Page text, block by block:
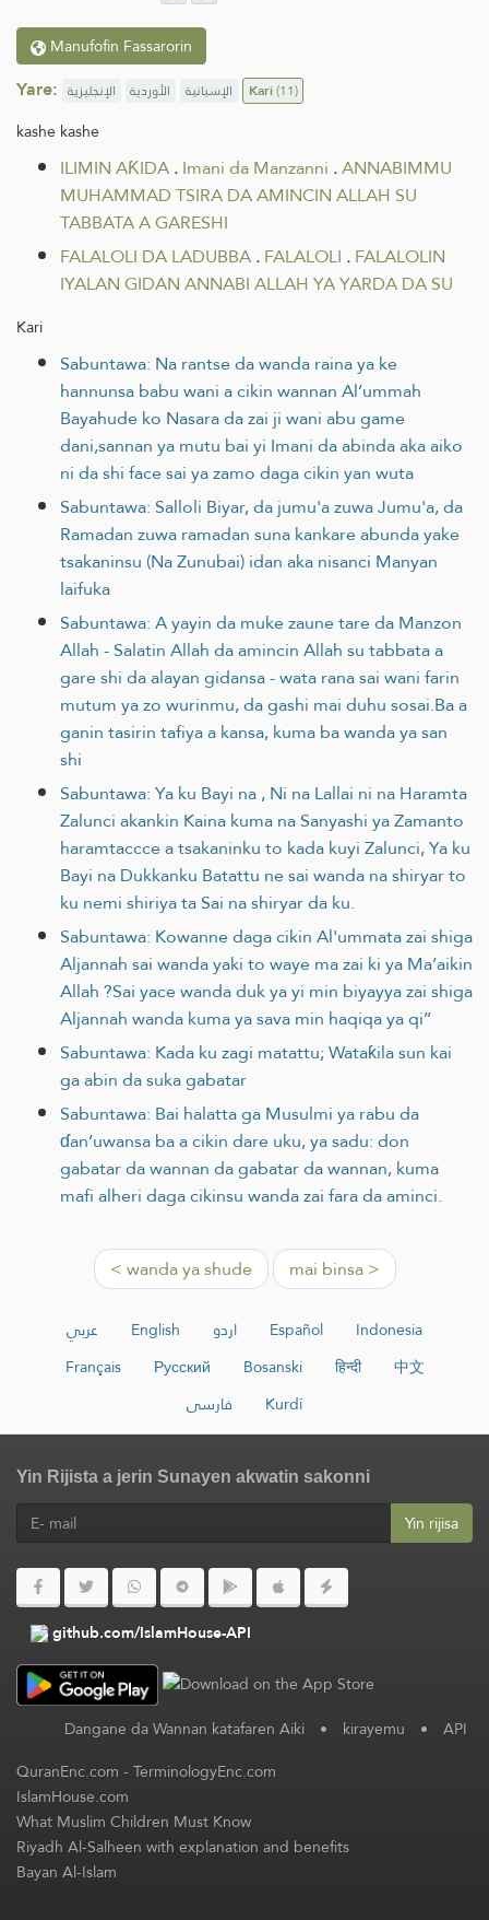
Manufofin Fassarorin
Yare: الإنجليزية الأوردية الإسبانية Kari(11)
kashe kashe
ILIMIN AƘIDA.Imani da Manzanni .ANNABIMMU
MUHAMMAD TSIRA DA AMINCIN ALLAH SU
TABBATA A GARESHI
FALALOLI DA LADUBBA.FALALOLI .FALALOLIN
IYALAN GIDAN ANNABI ALLAH YA YARDA DA SU
Kari
Sabuntawa: Na rantse da wanda raina ya ke
hannunsa babu wani a cikin wannan Al’ummah
Bayahude ko Nasara da zai ji wani abu game
dani,sannan ya mutu bai yi Imani da abinda aka aiko
ni da shi face sai ya zamo daga cikin yan wuta
Sabuntawa: Salloli Biyar, da jumu'a zuwa Jumu'a, da
Ramadan zuwa ramadan suna kankare abunda yake
tsakaninsu (Na Zunubai) idan aka nisanci Manyan
laifuka
Sabuntawa: A yayin da muke zaune tare da Manzon
Allah - Salatin Allah da amincin Allah su tabbata a
gare shi da alayan gidansa - wata rana sai wani farin
mutum ya zo wurinmu, da gashi mai duhu sosai.Ba a
ganin tasirin tafiya a kansa, kuma ba wanda ya san
shi
Sabuntawa: Ya ku Bayi na , Ni na Lallai ni na Haramta
Zalunci akankin Kaina kuma na Sanyashi ya Zamanto
haramtaccce a tsakaninku to kada kuyi Zalunci, Ya ku
Bayi na Dukkanku Batattu ne sai wanda na shiryar to
ku nemi shiriya ta Sai na shiryar da ku.
Sabuntawa: Kowanne daga cikin Al'ummata zai shiga
Aljannah sai wanda yaki to waye ma zai ki ya Ma’aikin
Allah ?Sai yace wanda duk ya yi min biyayya zai shiga
Aljannah wanda kuma ya sava min haqiqa ya qi’’
Sabuntawa: Kada ku zagi matattu; Wataƙila sun kai
ga abin da suka gabatar
Sabuntawa: Bai halatta ga Musulmi ya rabu da
ɗan’uwansa ba a cikin dare uku, ya sadu: don
gabatar da wannan da gabatar da wannan, kuma
mafi alheri daga cikinsu wanda zai fara da aminci.
< wanda ya shude mai binsa >
عربي English اردو Español
Indonesia
Français
Русский Bosanski हिन्दी
中文
فارسی
Kurdî
Yin Rijista a jerin Sunayen akwatin sakonni
Yin rijisa
github.com/IslamHouse-API
Dangane da Wannan katafaren Aiki • kirayemu • API
QuranEnc.com-TerminologyEnc.com
IslamHouse.com
What Muslim Children Must Know
Riyadh Al-Salheen with explanation and benefits
Bayan Al-Islam